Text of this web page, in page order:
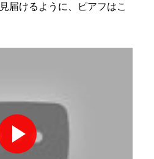
届けるように、ピアフはこ